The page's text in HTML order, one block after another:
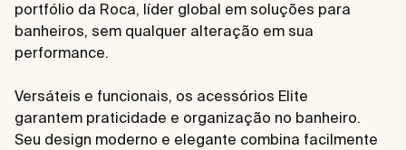
portfólio da Roca, líder global em soluções para
banheiros, sem qualquer alteração em sua
performance.
Versáteis e funcionais, os acessórios Elite
garantem praticidade e organização no banheiro.
Seu design moderno e elegante combina facilmente